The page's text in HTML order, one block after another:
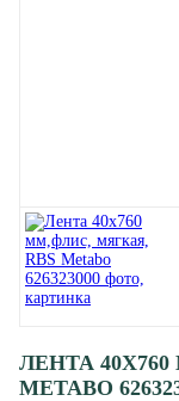
ЛЕНТА
METABO